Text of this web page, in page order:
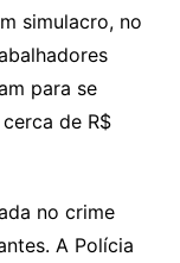
simulacro, no
para se
de R$
no crime
A Polícia